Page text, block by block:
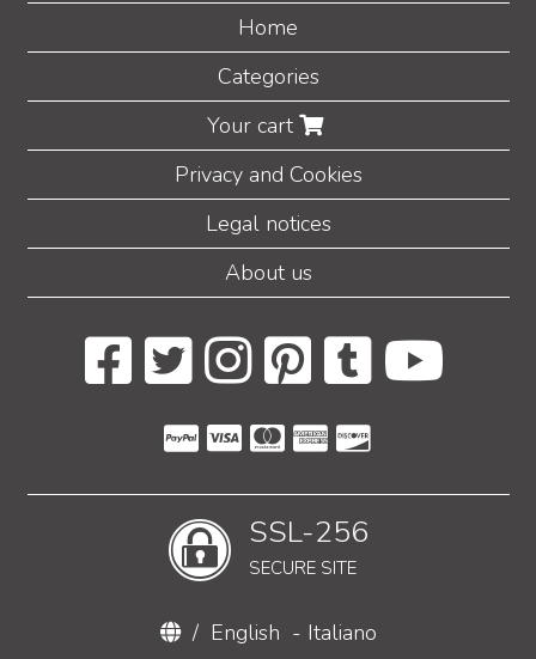
Home
Categories
Your cart
Privacy and Cookies
Legal notices
About us
SSL-256
SECURE SITE
/ English - Italiano